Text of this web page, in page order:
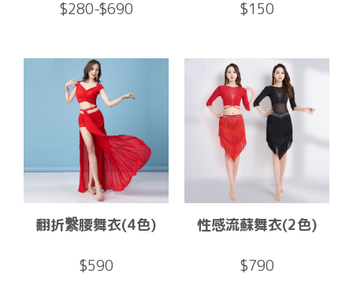
$280-$690 $150
翻折繫腰舞衣(4色)
$590
性感流蘇舞衣(2色)
$790